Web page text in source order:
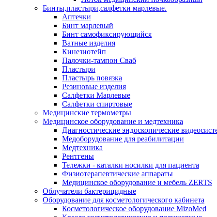
Бинты,пластыри,салфетки марлевые.
Аптечки
Бинт марлевый
Бинт самофиксирующийся
Ватные изделия
Кинезиотейп
Палочки-тампон Сваб
Пластыри
Пластырь повязка
Резиновые изделия
Салфетки Марлевые
Салфетки спиртовые
Медицинские термометры
Медицинское оборудование и медтехника
Диагностические эндоскопические
Медоборудование для реабилитации
Медтехника
Рентгены
Тележки - каталки носилки для пациента
Физиотерапевтические аппараты
Медицинское оборудование и мебель ZERTS
Облучатели бактерицидные
Оборудование для косметологического кабинета
Косметологическое оборудование MizoMed